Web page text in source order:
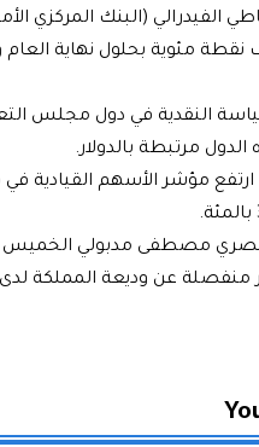
نقطة مئوية بحلول نهاية
النقدية في دول مجلس
مرتبطة بالدولار.
مصطفى مدبولي
منفصلة عن وديعة المملكة لدى